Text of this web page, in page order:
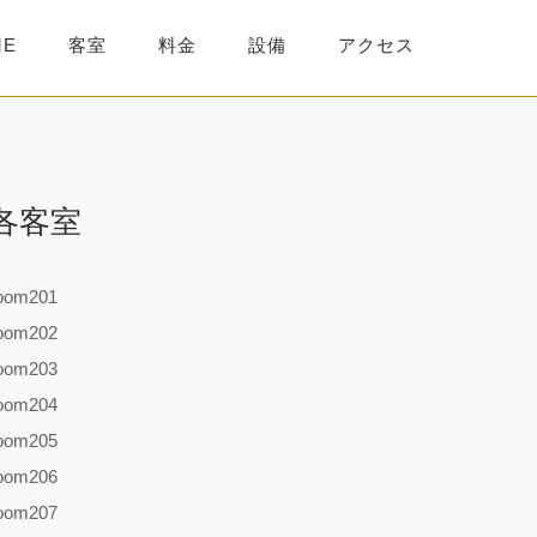
客室 料金 設備 アクセス
客室